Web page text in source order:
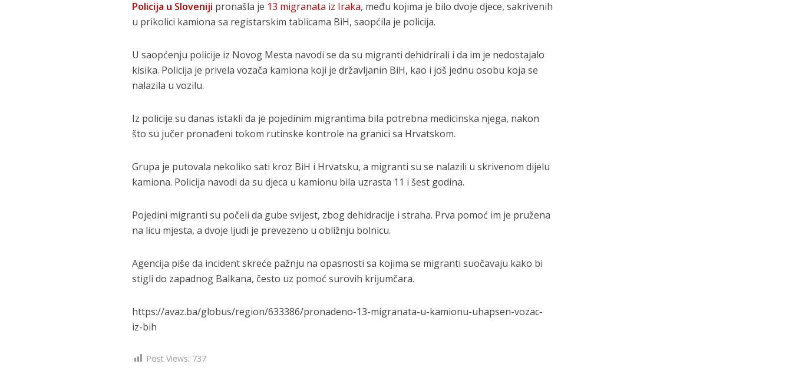
Policija u Sloveniji pronašla je 13 migranata iz Iraka, među kojima je bilo dvoje djece, sakrivenih
u prikolici kamiona sa registarskim tablicama BiH, saopćila je policija.
U saopćenju policije iz Novog Mesta navodi se da su migranti dehidrirali i da im je nedostajalo
kisika. Policija je privela vozača kamiona koji je državljanin BiH, kao i još jednu osobu koja se
nalazila u vozilu.
Iz policije su danas istakli da je pojedinim migrantima bila potrebna medicinska njega, nakon
što su jučer pronađeni tokom rutinske kontrole na granici sa Hrvatskom.
Grupa je putovala nekoliko sati kroz BiH i Hrvatsku, a migranti su se nalazili u skrivenom dijelu
kamiona. Policija navodi da su djeca u kamionu bila uzrasta 11 i šest godina.
Pojedini migranti su počeli da gube svijest, zbog dehidracije i straha. Prva pomoć im je pružena
na licu mjesta, a dvoje ljudi je prevezeno u obližnju bolnicu.
Agencija piše da incident skreće pažnju na opasnosti sa kojima se migranti suočavaju kako bi
stigli do zapadnog Balkana, često uz pomoć surovih krijumčara.
https://avaz.ba/globus/region/633386/pronadeno-13-migranata-u-kamionu-uhapsen-vozac-
iz-bih
Post Views: 737